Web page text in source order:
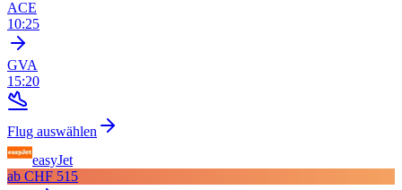
ACE
10:25
GVA
15:20
Flug auswählen
easyJet
ab CHF 515